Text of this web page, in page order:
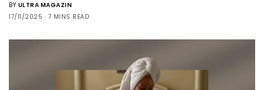
BY ULTRA MAGAZIN
17/11/2025
7 MINS READ